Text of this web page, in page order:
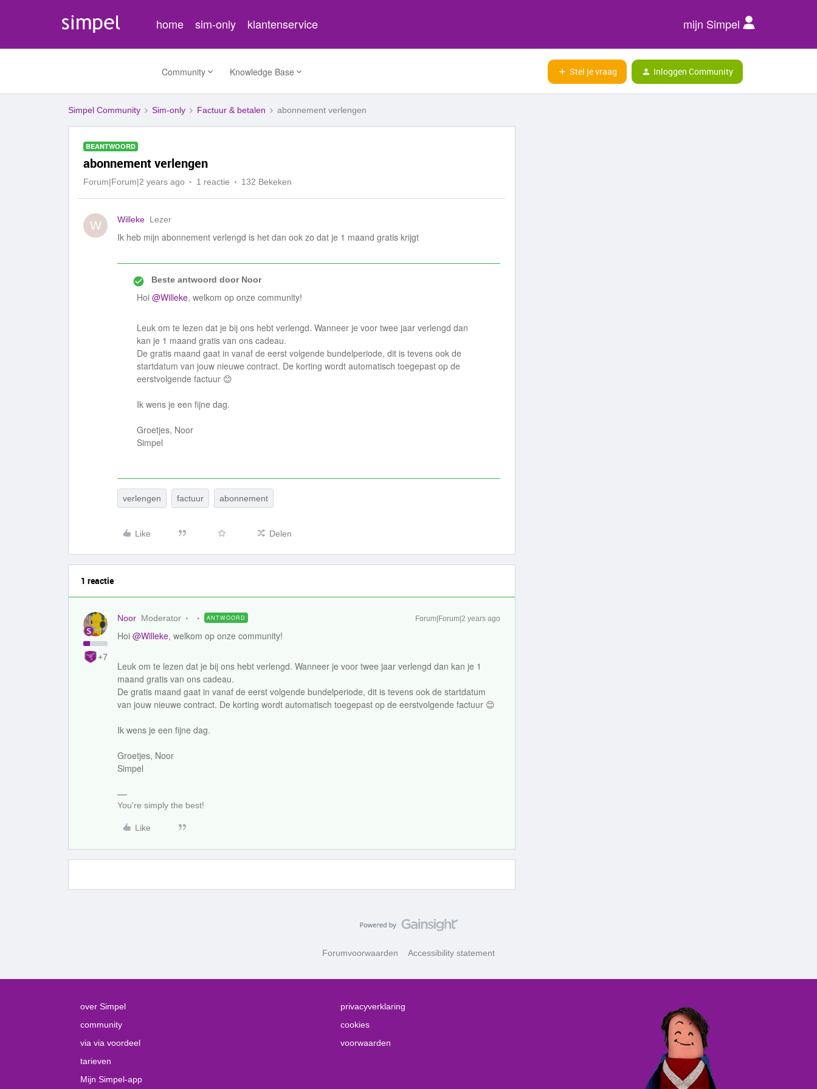
home sim-only klantenservice mijn Simpel
Community Knowledge Base Stel je vraag Inloggen Community
Simpel Community Sim-only Factuur & betalen abonnement verlengen
BEANTWOORD
abonnement verlengen
Forum|Forum|2 years ago 1 reactie 132 Bekeken
W Willeke Lezer
Ik heb mijn abonnement verlengd is het dan ook zo dat je 1 maand gratis krijgt
Beste antwoord doorNoor
Hoi @Willeke, welkom op onze community!
Leuk om te lezen dat je bij ons hebt verlengd. Wanneer je voor twee jaar verlengd dan
kan je 1 maand gratis van ons cadeau.
De gratis maand gaat in vanaf de eerst volgende bundelperiode, dit is tevens ook de
startdatum van jouw nieuwe contract. De korting wordt automatisch toegepast op de
eerstvolgende factuur 😊
Ik wens je een fijne dag.
Groetjes, Noor
Simpel
verlengen factuur abonnement
Like Delen
1 reactie
+7
Noor Moderator ANTWOORD Forum|Forum|2 years ago
Hoi @Willeke, welkom op onze community!
Leuk om te lezen dat je bij ons hebt verlengd. Wanneer je voor twee jaar verlengd dan kan je 1
maand gratis van ons cadeau.
De gratis maand gaat in vanaf de eerst volgende bundelperiode, dit is tevens ook de startdatum
van jouw nieuwe contract. De korting wordt automatisch toegepast op de eerstvolgende factuur 😊
Ik wens je een fijne dag.
Groetjes, Noor
Simpel
You're simply the best!
Like
Forumvoorwaarden Accessibility statement
over Simpel
community
via via voordeel
tarieven
Mijn Simpel-app
privacyverklaring
cookies
voorwaarden